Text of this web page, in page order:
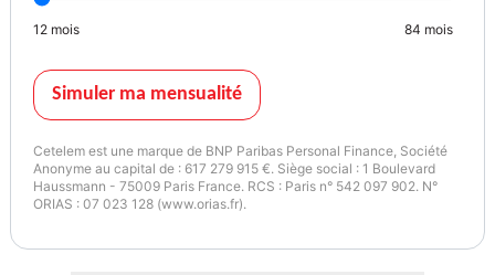
12 mois 84 mois
Simuler ma mensualité
Cetelem est une marque de BNP Paribas Personal Finance, Société
Anonyme au capital de : 617 279 915 €. Siège social : 1 Boulevard
Haussmann - 75009 Paris France. RCS : Paris n° 542 097 902. N°
ORIAS : 07 023 128 (www.orias.fr).